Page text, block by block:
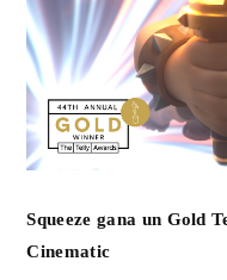
Squeeze gana un Gold
Cinematic